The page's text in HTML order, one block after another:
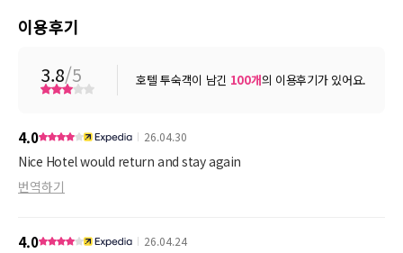
이용후기
3.8/5 호텔 투숙객이 남긴 100개의 이용후기가 있어요.
4.0 26.04.30
Nice Hotel would return and stay again
번역하기
4.0 26.04.24